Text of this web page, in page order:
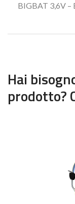
BIGBAT 3,6V –
Hai
prodotto?